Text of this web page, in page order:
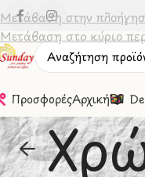
Μετάβαση στην
Μετάβαση στο κύριο
ΠροσφορέςΑρχική